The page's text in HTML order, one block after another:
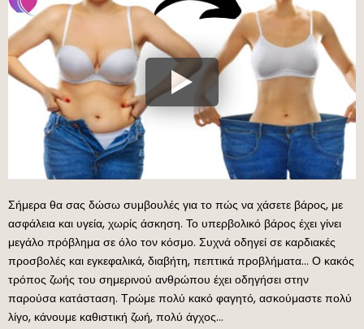
Σήμερα θα σας δώσω συμβουλές για το πώς να χάσετε βάρος, με
ασφάλεια και υγεία, χωρίς άσκηση. Το υπερβολικό βάρος έχει γίνει
μεγάλο πρόβλημα σε όλο τον κόσμο. Συχνά οδηγεί σε καρδιακές
προσβολές και εγκεφαλικά, διαβήτη, πεπτικά προβλήματα… Ο κακός
τρόπος ζωής του σημερινού ανθρώπου έχει οδηγήσει στην
παρούσα κατάσταση. Τρώμε πολύ κακό φαγητό, ασκούμαστε πολύ
λίγο, κάνουμε καθιστική ζωή, πολύ άγχος…